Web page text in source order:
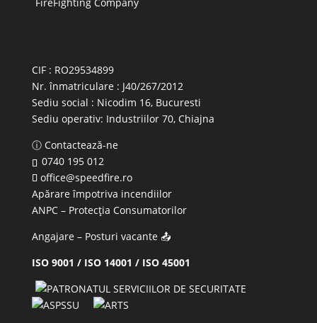
CIF : RO29534899
Nr. înmatriculare : J40/267/2012
Sediu social : Nicodim 16, Bucuresti
Sediu operativ: Industriilor 70, Chiajna
ⓘ Contactează-ne
0740 195 012
office@speedfire.ro
Apărare împotriva incendiilor
ANPC– Protecția Consumatorilor
Angajare – Posturi vacante📤
ISO 9001 / ISO 14001 / ISO 45001